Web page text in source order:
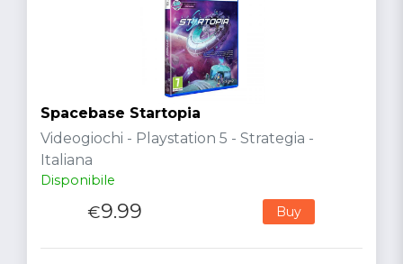
Spacebase Startopia
Videogiochi - Playstation 5 - Strategia -
Italiana
Disponibile
€9.99 Buy